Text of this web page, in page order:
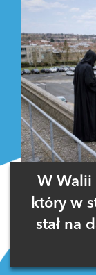
W Walii
który w
stał na